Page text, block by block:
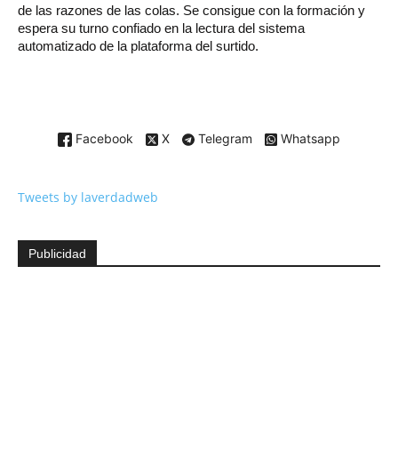
de las razones de las colas. Se consigue con la formación y
espera su turno confiado en la lectura del sistema
automatizado de la plataforma del surtido.
Facebook X Telegram Whatsapp
Tweets by laverdadweb
Publicidad